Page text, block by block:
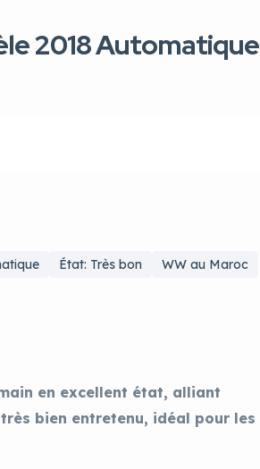
2018 Automatique
État: Très bon
WW au Maroc
en excellent état, alliant
bien entretenu, idéal pour les